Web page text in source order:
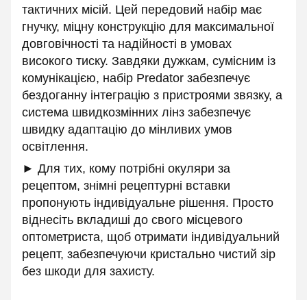
тактичних місій. Цей передовий набір має
гнучку, міцну конструкцію для максимальної
довговічності та надійності в умовах
високого тиску. Завдяки дужкам, сумісним із
комунікацією, набір Predator забезпечує
бездоганну інтеграцію з пристроями звязку, а
система швидкозмінних лінз забезпечує
швидку адаптацію до мінливих умов
освітлення.
► Для тих, кому потрібні окуляри за
рецептом, знімні рецептурні вставки
пропонують індивідуальне рішення. Просто
віднесіть вкладиші до свого місцевого
оптометриста, щоб отримати індивідуальний
рецепт, забезпечуючи кристально чистий зір
без шкоди для захисту.